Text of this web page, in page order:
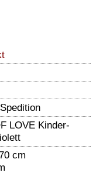
LOVE Kinder-
cm